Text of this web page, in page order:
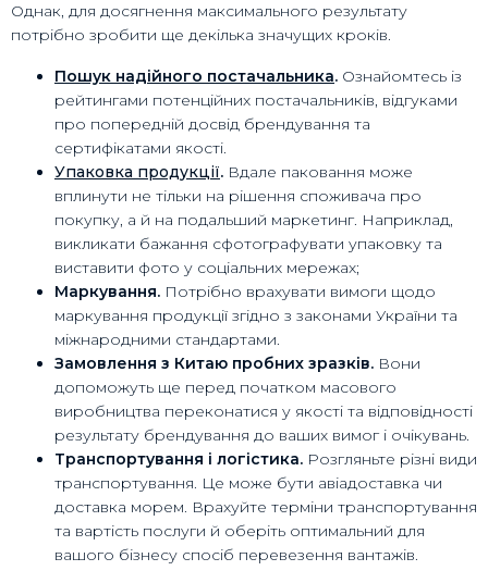
Однак, для досягнення максимального результату
потрібно зробити ще декілька значущих кроків.
Пошук надійного постачальника. Ознайомтесь із
рейтингами потенційних постачальників, відгуками
про попередній досвід брендування та
сертифікатами якості.
Упаковка продукції. Вдале паковання може
вплинути не тільки на рішення споживача про
покупку, а й на подальший маркетинг. Наприклад,
викликати бажання сфотографувати упаковку та
виставити фото у соціальних мережах;
Маркування. Потрібно врахувати вимоги щодо
маркування продукції згідно з законами України та
міжнародними стандартами.
Замовлення з Китаю пробних зразків. Вони
допоможуть ще перед початком масового
виробництва переконатися у якості та відповідності
результату брендування до ваших вимог і очікувань.
Транспортування і логістика. Розгляньте різні види
транспортування. Це може бути авіадоставка чи
доставка морем. Врахуйте терміни транспортування
та вартість послуги й оберіть оптимальний для
вашого бізнесу спосіб перевезення вантажів.